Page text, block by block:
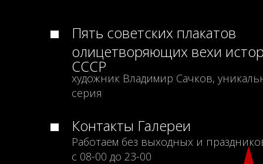
Пять советских плакатов
олицетворяющих вехи
СССР
художник Владимир Сачков,
серия
Контакты Галереи
Работаем без выходных и
с 08-00 до 23-00